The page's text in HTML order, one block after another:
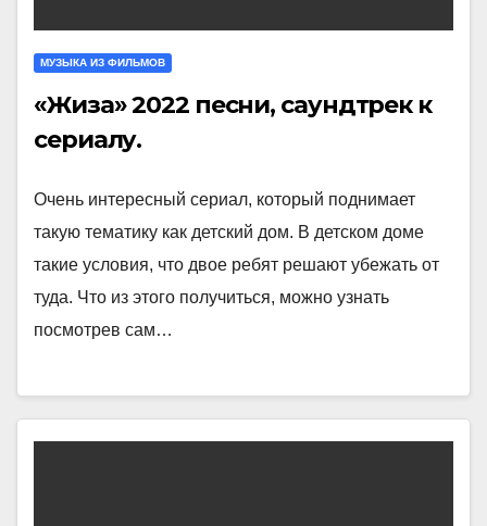
МУЗЫКА ИЗ ФИЛЬМОВ
«Жиза» 2022 песни, саундтрек к
сериалу.
Очень интересный сериал, который поднимает
такую тематику как детский дом. В детском доме
такие условия, что двое ребят решают убежать от
туда. Что из этого получиться, можно узнать
посмотрев сам…